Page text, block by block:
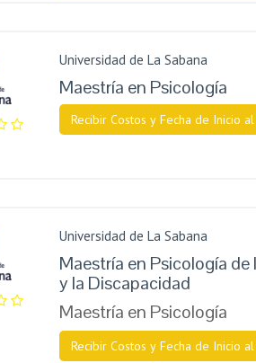
Universidad de La Sabana
Maestría en Psicología
Recibir Costos y Fecha de Inicio
Universidad de La Sabana
Maestría en Psicología de
y la Discapacidad
Maestría en Psicología
Recibir Costos y Fecha de Inicio